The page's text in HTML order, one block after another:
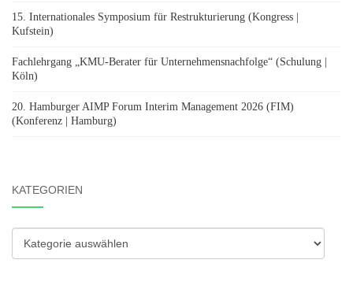
15. Internationales Symposium für Restrukturierung (Kongress |
Kufstein)
Fachlehrgang „KMU-Berater für Unternehmensnachfolge“ (Schulung |
Köln)
20. Hamburger AIMP Forum Interim Management 2026 (FIM)
(Konferenz | Hamburg)
KATEGORIEN
Kategorien